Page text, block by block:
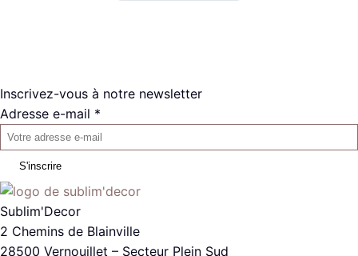
Inscrivez-vous à notre newsletter
Adresse e-mail *
S'inscrire
Sublim'Decor
2 Chemins de Blainville
28500 Vernouillet – Secteur Plein Sud